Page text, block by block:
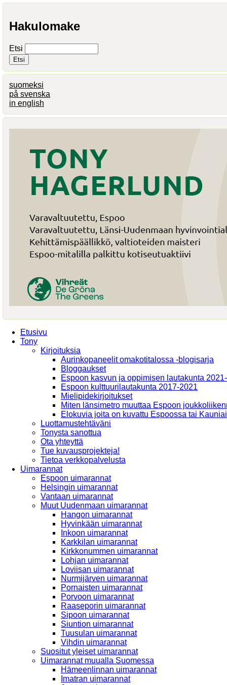
Hakulomake
Etsi
suomeksi
på svenska
in english
Etusivu
Tony
Kirjoituksia
Aurinkopaneelit omakotitalossa -blogisarja
Bloggaukset
Espoon kasvun ja oppimisen lautakunta
Espoon kulttuurilautakunta 2017-2021
Mielipidekirjoitukset
Miten länsimetro muuttaa Espoon
Elokuvia joita on kuvattu Espoossa tai
Luottamustehtäväni
Tonysta sanottua
Ota yhteyttä
Tue kuvausprojekteja!
Tietoa verkkopalvelusta
Uimarannat
Espoon uimarannat
Helsingin uimarannat
Vantaan uimarannat
Muut Uudenmaan uimarannat
Hangon uimarannat
Hyvinkään uimarannat
Inkoon uimarannat
Karkkilan uimarannat
Kirkkonummen uimarannat
Lohjan uimarannat
Loviisan uimarannat
Nurmijärven uimarannat
Pornaisten uimarannat
Porvoon uimarannat
Raaseporin uimarannat
Sipoon uimarannat
Siuntion uimarannat
Tuusulan uimarannat
Vihdin uimarannat
Suositut yleiset uimarannat
Uimarannat muualla Suomessa
Hämeenlinnan uimarannat
Imatran uimarannat